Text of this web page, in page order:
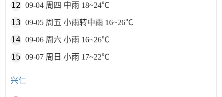
09-04 周四 中雨 18~24℃
09-05 周五 小雨转中雨 16~26℃
09-06 周六 小雨 16~26℃
09-07 周日 小雨 17~22℃
兴仁